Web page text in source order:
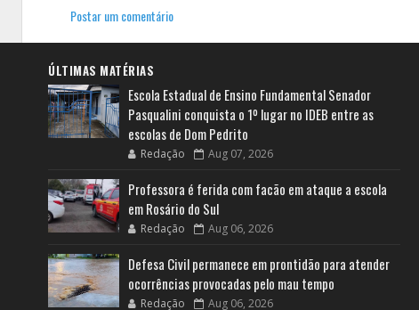
Postar um comentário
ÚLTIMAS MATÉRIAS
Escola Estadual de Ensino Fundamental Senador
Pasqualini conquista o 1º lugar no IDEB entre as
escolas de Dom Pedrito
Redação Aug 07, 2026
Professora é ferida com facão em ataque a escola
em Rosário do Sul
Redação Aug 06, 2026
Defesa Civil permanece em prontidão para atender
ocorrências provocadas pelo mau tempo
Redação Aug 06, 2026